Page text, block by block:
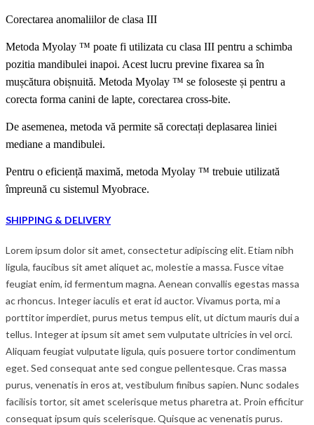
Corectarea anomaliilor de clasa III
Metoda Myolay ™ poate fi utilizata cu clasa III pentru a schimba
pozitia mandibulei inapoi. Acest lucru previne fixarea sa în
mușcătura obișnuită. Metoda Myolay ™ se foloseste și pentru a
corecta forma canini de lapte, corectarea cross-bite.
De asemenea, metoda vă permite să corectați deplasarea liniei
mediane a mandibulei.
Pentru o eficiență maximă, metoda Myolay ™ trebuie utilizată
împreună cu sistemul Myobrace.
SHIPPING & DELIVERY
Lorem ipsum dolor sit amet, consectetur adipiscing elit. Etiam nibh
ligula, faucibus sit amet aliquet ac, molestie a massa. Fusce vitae
feugiat enim, id fermentum magna. Aenean convallis egestas massa
ac rhoncus. Integer iaculis et erat id auctor. Vivamus porta, mi a
porttitor imperdiet, purus metus tempus elit, ut dictum mauris dui a
tellus. Integer at ipsum sit amet sem vulputate ultricies in vel orci.
Aliquam feugiat vulputate ligula, quis posuere tortor condimentum
eget. Sed consequat ante sed congue pellentesque. Cras massa
purus, venenatis in eros at, vestibulum finibus sapien. Nunc sodales
facilisis tortor, sit amet scelerisque metus pharetra at. Proin efficitur
consequat ipsum quis scelerisque. Quisque ac venenatis purus.